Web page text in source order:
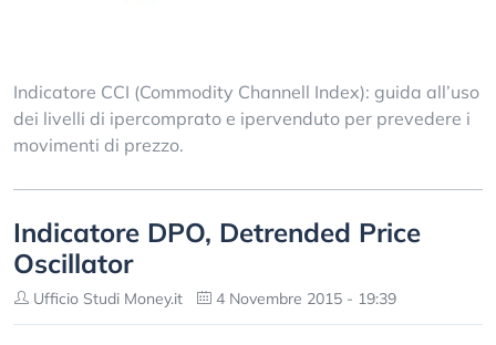
Indicatore CCI (Commodity Channell Index): guida all’uso
dei livelli di ipercomprato e ipervenduto per prevedere i
movimenti di prezzo.
Indicatore DPO, Detrended Price
Oscillator
Ufficio Studi Money.it 4 Novembre 2015 - 19:39